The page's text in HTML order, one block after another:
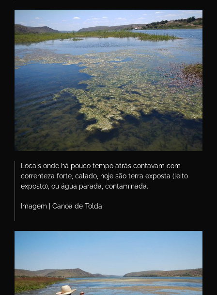
Locais onde há pouco tempo atrás contavam com
correnteza forte, calado, hoje são terra exposta (leito
exposto), ou água parada, contaminada.
Imagem | Canoa de Tolda